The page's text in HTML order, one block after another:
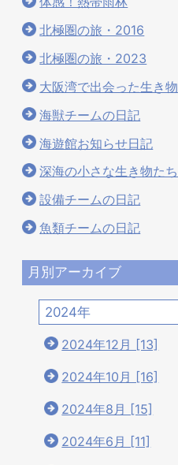
北極圏の旅・2016
北極圏の旅・2023
大阪湾で出会った生き
海獣チームの日記
海遊館お知らせ日記
深海の小さな生き物たち
設備チームの日記
魚類チームの日記
月別アーカイブ
2024年
2024年12月 [13]
2024年10月 [16]
2024年8月 [15]
2024年6月 [11]